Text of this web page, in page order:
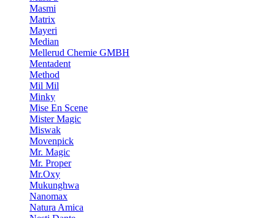
Masmi
Matrix
Mayeri
Median
Mellerud Chemie GMBH
Mentadent
Method
Mil Mil
Minky
Mise En Scene
Mister Magic
Miswak
Movenpick
Mr. Magic
Mr. Proper
Mr.Oxy
Mukunghwa
Nanomax
Natura Amica